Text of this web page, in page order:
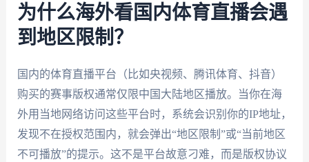
为什么海外看国内体育直播会遇
到地区限制？
国内的体育直播平台（比如央视频、腾讯体育、抖音）
购买的赛事版权通常仅限中国大陆地区播放。当你在海
外用当地网络访问这些平台时，系统会识别你的IP地址，
发现不在授权范围内，就会弹出“地区限制”或“当前地区
不可播放”的提示。这不是平台故意刁难，而是版权协议